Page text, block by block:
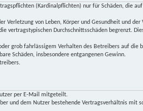
(Kardinalpflichten) nur für Schäden, die
Verletzung von Leben, Körper und Gesundheit und
vertragstypischen Durchschnittsschäden begrenzt.
grob fahrlässigem Verhalten des Betreibers auf die
Schäden, insbesondere entgangenen Gewinn.
per E-Mail mitgeteilt.
und dem Nutzer bestehende Vertragsverhältnis mit